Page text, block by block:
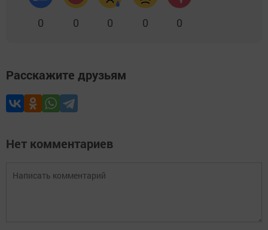
0 0 0 0 0
Расскажите друзьям
Нет комментариев